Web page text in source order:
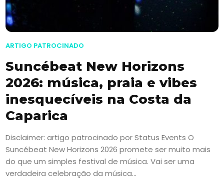
ARTIGO PATROCINADO
Suncébeat New Horizons
2026: música, praia e vibes
inesquecíveis na Costa da
Caparica
Disclaimer: artigo patrocinado por Status Events O
Suncébeat New Horizons 2026 promete ser muito mais
do que um simples festival de música. Vai ser uma
verdadeira celebração da música...